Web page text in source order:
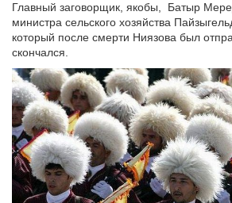
Главный заговорщик, якобы, Батыр
министра сельского хозяйства
который после смерти Ниязова был
скончался.